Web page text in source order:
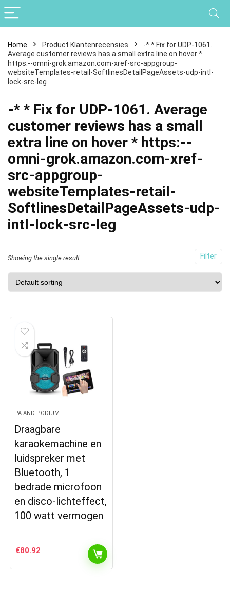
Home Product Klantenrecensies
-* * Fix for UDP-1061.
Average customer reviews has a small extra line on hover *
https:--omni-grok.amazon.com-xref-src-appgroup-
websiteTemplates-retail-SoftlinesDetailPageAssets-udp-intl-
lock-src-leg
-* * Fix for UDP-1061. Average
customer reviews has a small
extra line on hover * https:--
omni-grok.amazon.com-xref-
src-appgroup-
websiteTemplates-retail-
SoftlinesDetailPageAssets-udp-
intl-lock-src-leg
Filter
Showing the single result
PA AND PODIUM
Draagbare
karaokemachine en
luidspreker met
Bluetooth, 1
bedrade microfoon
en disco-lichteffect,
100 watt vermogen
€80.92